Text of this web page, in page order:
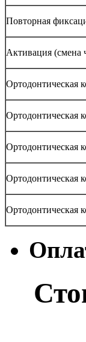
Повторная
Активация (смена
Ортодонтическая
Ортодонтическая
Ортодонтическая
Ортодонтическая
Ортодонтическая